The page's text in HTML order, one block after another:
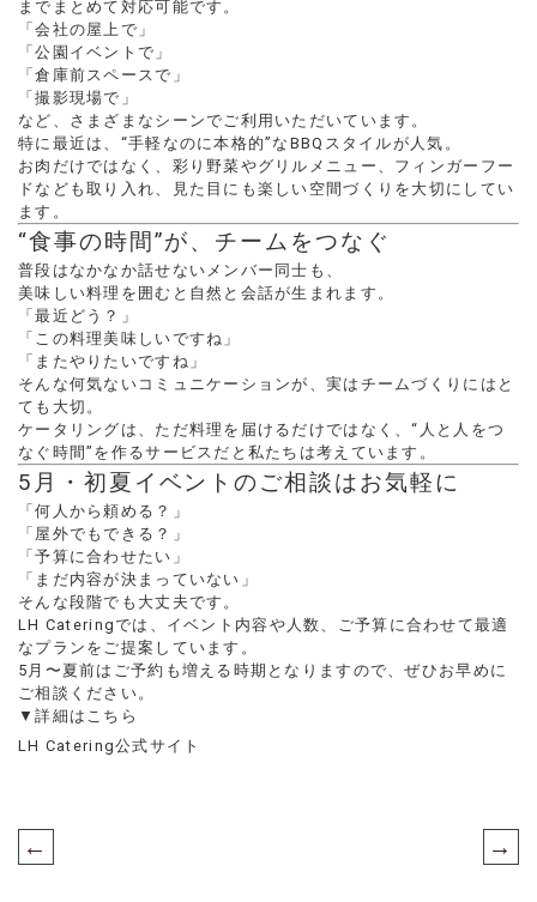
までまとめて対応可能です。
「会社の屋上で」
「公園イベントで」
「倉庫前スペースで」
「撮影現場で」
など、さまざまなシーンでご利用いただいています。
特に最近は、“手軽なのに本格的”なBBQスタイルが人気。
お肉だけではなく、彩り野菜やグリルメニュー、フィンガーフー
ドなども取り入れ、見た目にも楽しい空間づくりを大切にしてい
ます。
“食事の時間”が、チームをつなぐ
普段はなかなか話せないメンバー同士も、
美味しい料理を囲むと自然と会話が生まれます。
「最近どう？」
「この料理美味しいですね」
「またやりたいですね」
そんな何気ないコミュニケーションが、実はチームづくりにはと
ても大切。
ケータリングは、ただ料理を届けるだけではなく、“人と人をつ
なぐ時間”を作るサービスだと私たちは考えています。
5月・初夏イベントのご相談はお気軽に
「何人から頼める？」
「屋外でもできる？」
「予算に合わせたい」
「まだ内容が決まっていない」
そんな段階でも大丈夫です。
LH Cateringでは、イベント内容や人数、ご予算に合わせて最適
なプランをご提案しています。
5月〜夏前はご予約も増える時期となりますので、ぜひお早めに
ご相談ください。
▼詳細はこちら
LH Catering公式サイト
← →